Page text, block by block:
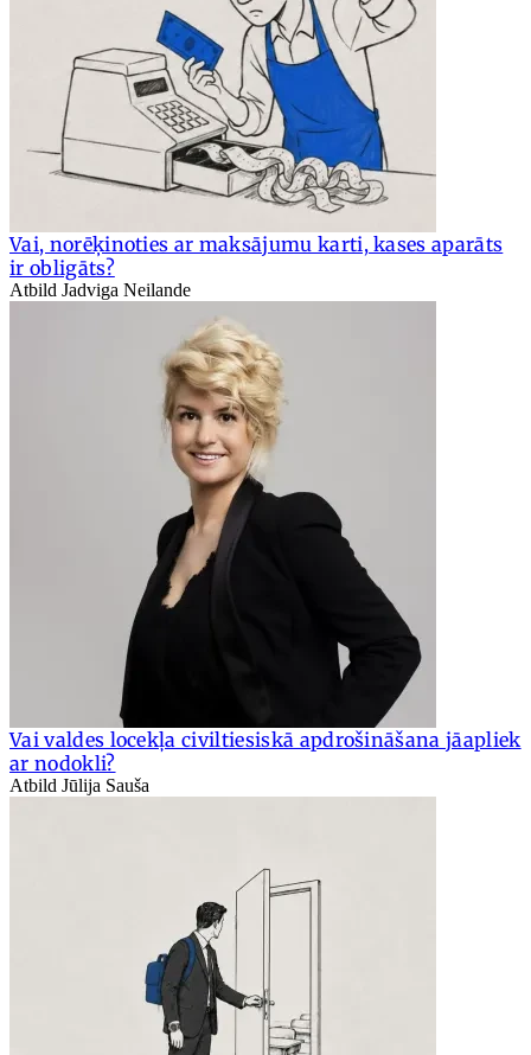
Vai, norēķinoties ar maksājumu karti, kases aparāts
ir obligāts?
Atbild Jadviga Neilande
Vai valdes locekļa civiltiesiskā apdrošināšana jāapliek
ar nodokli?
Atbild Jūlija Sauša